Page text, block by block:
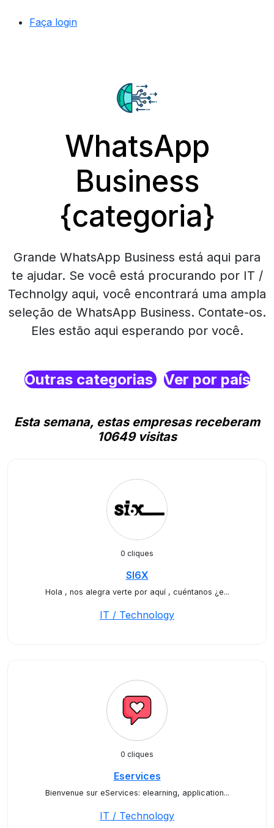
Faça login
WhatsApp
Business
{categoria}
Grande WhatsApp Business está aqui para
te ajudar. Se você está procurando por IT /
Technolgy aqui, você encontrará uma ampla
seleção de WhatsApp Business. Contate-os.
Eles estão aqui esperando por você.
Outras categorias Ver por país
Esta semana, estas empresas receberam
10649 visitas
0 cliques
SI6X
Hola , nos alegra verte por aquí , cuéntanos ¿e...
IT / Technology
0 cliques
Eservices
Bienvenue sur eServices: elearning, application...
IT / Technology